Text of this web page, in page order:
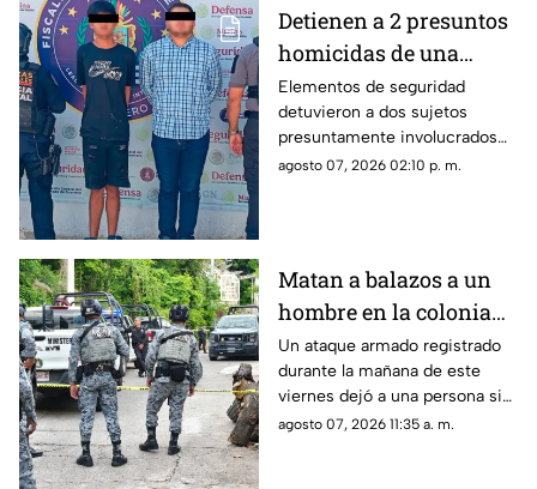
Detienen a 2 presuntos
homicidas de una
estilista en Acapulco
Elementos de seguridad
detuvieron a dos sujetos
presuntamente involucrados
con el ataque y homicidio de
agosto 07, 2026 02:10 p. m.
Matan a balazos a un
hombre en la colonia
Periodistas
Un ataque armado registrado
durante la mañana de este
viernes dejó a una persona sin
vida cerca de la Ruiz Cortines.
agosto 07, 2026 11:35 a. m.